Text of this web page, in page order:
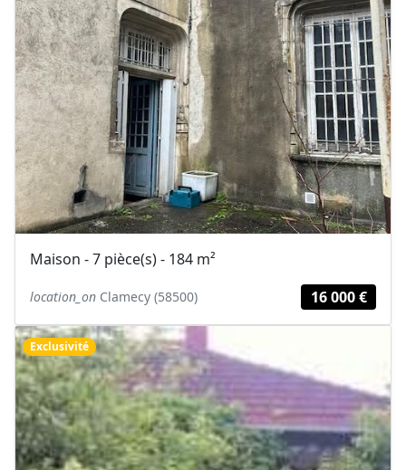
Maison - 7 pièce(s) - 184 m²
location_on Clamecy (58500) 16 000 €
Exclusivité